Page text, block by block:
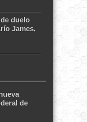
duelo
James,
de